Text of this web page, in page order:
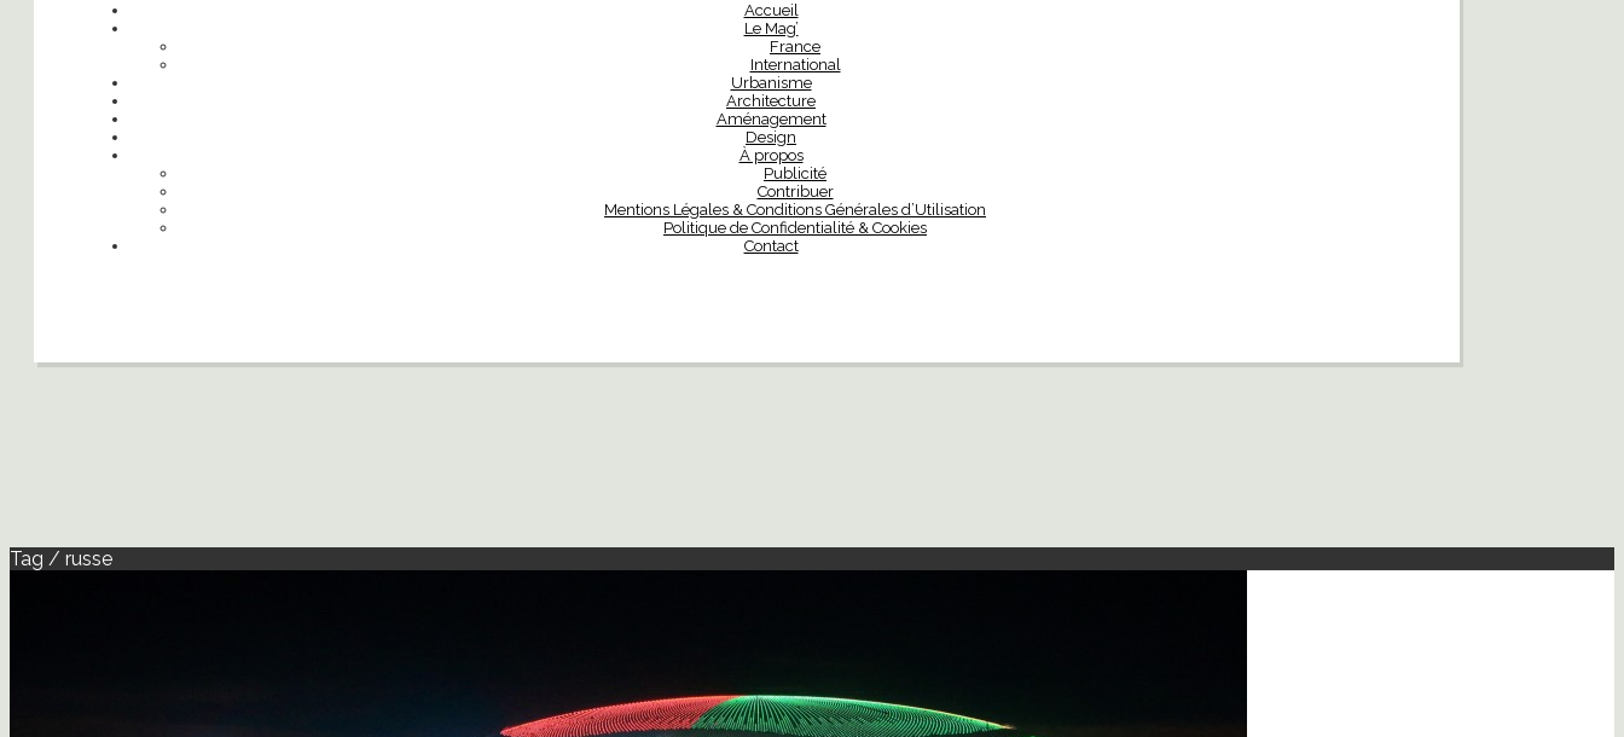
Accueil
Le Mag’
France
International
Urbanisme
Architecture
Aménagement
Design
À propos
Publicité
Contribuer
Mentions Légales & Conditions Générales d’Utilisation
Politique de Confidentialité & Cookies
Contact
Tag / russe